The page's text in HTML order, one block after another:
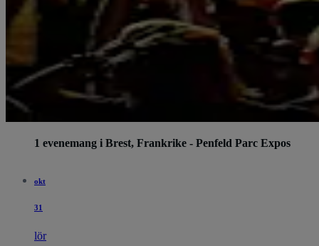
1 evenemang i Brest, Frankrike - Penfeld Parc Expos
okt
31
lör